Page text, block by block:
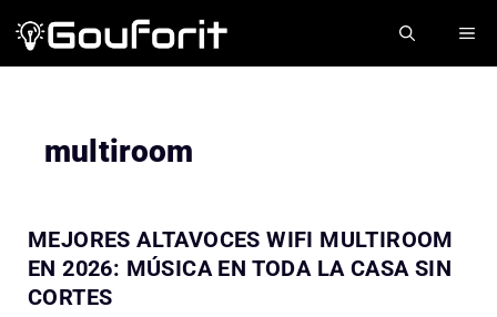
multiroom
MEJORES ALTAVOCES WIFI MULTIROOM
EN 2026: MÚSICA EN TODA LA CASA SIN
CORTES